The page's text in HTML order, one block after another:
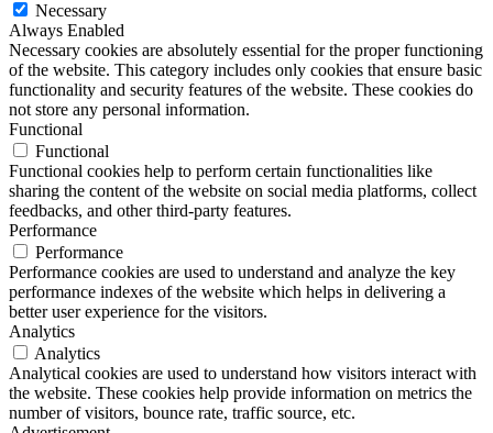
Necessary
Always Enabled
Necessary cookies are absolutely essential for the proper functioning
of the website. This category includes only cookies that ensure basic
functionality and security features of the website. These cookies do
not store any personal information.
Functional
Functional
Functional cookies help to perform certain functionalities like
sharing the content of the website on social media platforms, collect
feedbacks, and other third-party features.
Performance
Performance
Performance cookies are used to understand and analyze the key
performance indexes of the website which helps in delivering a
better user experience for the visitors.
Analytics
Analytics
Analytical cookies are used to understand how visitors interact with
the website. These cookies help provide information on metrics the
number of visitors, bounce rate, traffic source, etc.